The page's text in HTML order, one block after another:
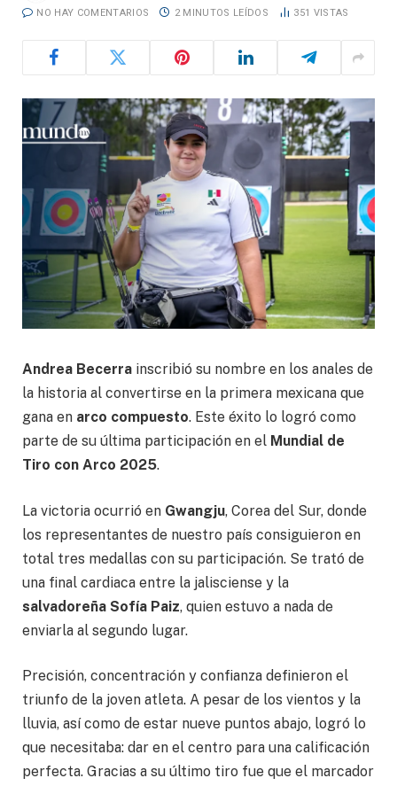
NO HAY COMENTARIOS 2 MINUTOS LEÍDOS 351 VISTAS
Andrea Becerra inscribió su nombre en los anales de
la historia al convertirse en la primera mexicana que
gana en arco compuesto. Este éxito lo logró como
parte de su última participación en el Mundial de
Tiro con Arco 2025.
La victoria ocurrió en Gwangju, Corea del Sur, donde
los representantes de nuestro país consiguieron en
total tres medallas con su participación. Se trató de
una final cardiaca entre la jalisciense y la
salvadoreña Sofía Paiz, quien estuvo a nada de
enviarla al segundo lugar.
Precisión, concentración y confianza definieron el
triunfo de la joven atleta. A pesar de los vientos y la
lluvia, así como de estar nueve puntos abajo, logró lo
que necesitaba: dar en el centro para una calificación
perfecta. Gracias a su último tiro fue que el marcador